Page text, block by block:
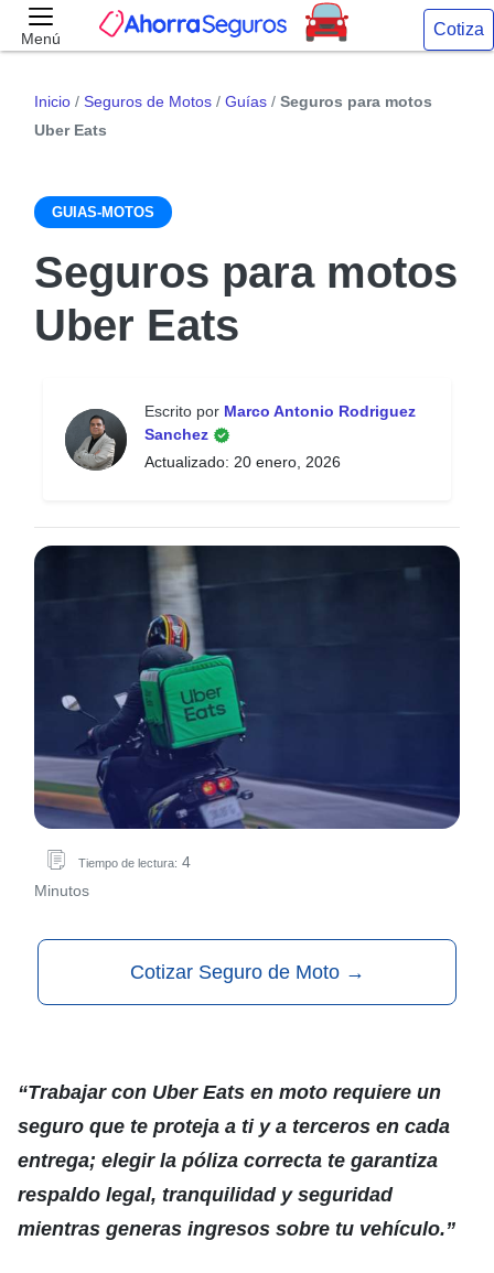
Menú Cotiza
Inicio / Seguros de Motos / Guías / Seguros para motos
Uber Eats
GUIAS-MOTOS
Seguros para motos
Uber Eats
Escrito por Marco Antonio Rodriguez
Sanchez
Actualizado: 20 enero, 2026
Tiempo de lectura: 4
Minutos
Cotizar Seguro de Moto →
“Trabajar con Uber Eats en moto requiere un
seguro que te proteja a ti y a terceros en cada
entrega; elegir la póliza correcta te garantiza
respaldo legal, tranquilidad y seguridad
mientras generas ingresos sobre tu vehículo.”